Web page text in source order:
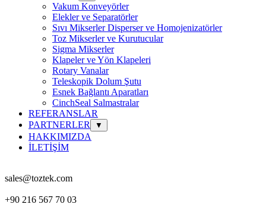
Vakum Konveyörler
Elekler ve Separatörler
Sıvı Mikserler Disperser ve Homojenizatörler
Toz Mikserler ve Kurutucular
Sigma Mikserler
Klapeler ve Yön Klapeleri
Rotary Vanalar
Teleskopik Dolum Şutu
Esnek Bağlantı Aparatları
CinchSeal Salmastralar
REFERANSLAR
PARTNERLER
▼
HAKKIMIZDA
İLETİŞİM
sales@toztek.com
+90 216 567 70 03